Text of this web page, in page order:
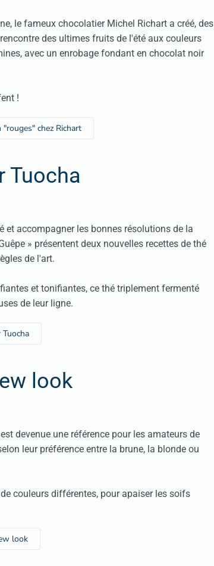
le fameux chocolatier Michel Richart a créé, des
des ultimes fruits de l'été aux couleurs
avec un enrobage fondant en chocolat noir
!
chez Richart
Tuocha
et accompagner les bonnes résolutions de la
» présentent deux nouvelles recettes de thé
de l'art.
et tonifiantes, ce thé triplement fermenté
de leur ligne.
look
devenue une référence pour les amateurs de
leur préférence entre la brune, la blonde ou
couleurs différentes, pour apaiser les soifs
look